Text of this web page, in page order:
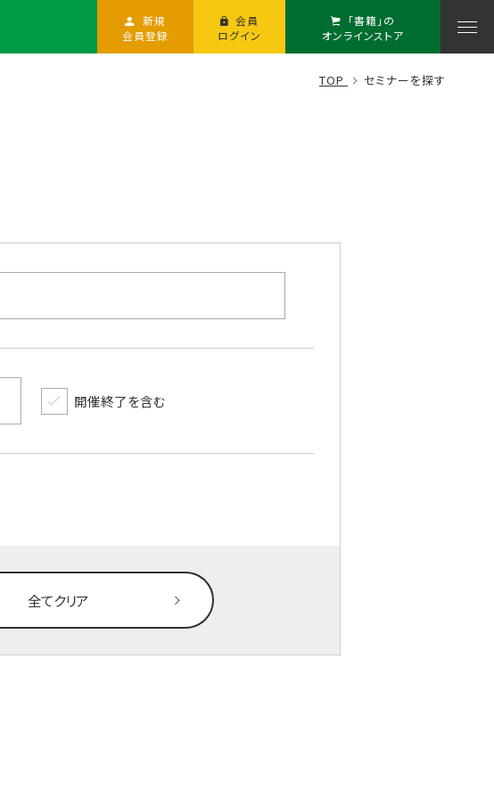
新規
会員登録
会員
ログイン
「書籍」の
オンラインストア
TOP セミナーを探す
開催終了を含む
全てクリア